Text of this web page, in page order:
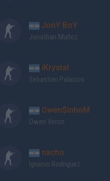
JonY BoY
Jonathan Muñoz
iKrystal
Sebastian Palacios
Owen$inhoM
Owen Veron
nacho
Ignacio Rodriguez